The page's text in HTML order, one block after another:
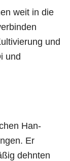
weit in die
und
und
Han-
Er
dehnten